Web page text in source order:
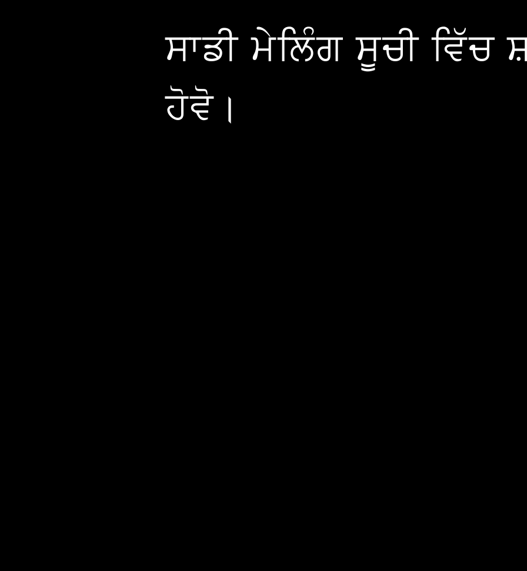
ਸਾਡੀ ਮੇਲਿੰਗ ਸੂਚੀ ਵਿੱਚ
ਹੋਵੋ।